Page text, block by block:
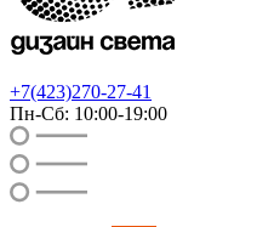
+7(423)270-27-41
Пн-Сб: 10:00-19:00